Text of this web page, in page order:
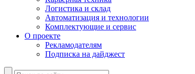
Логистика и склад
Автоматизация и технологии
Комплектующие и сервис
О проекте
Рекламодателям
Подписка на дайджест